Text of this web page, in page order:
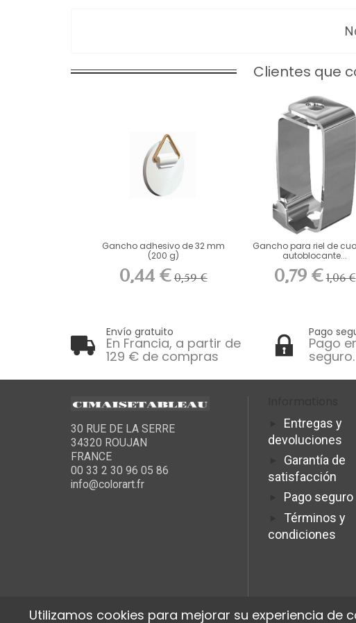
Clientes que
Gancho adhesivo de 32 mm
(200 g)
0,44 € 0,59 €
Gancho para riel de
autoblocante...
0,79 € 1,06 €
Envío gratuito
En Francia, a partir de
129 € de compras
Pago
Pago
seguro.
30 RUE DE LA SERRE
34320 ROUJAN
FRANCE
00 33 2 30 96 05 86
info@colorart.fr
Entregas y
devoluciones
Garantía de
satisfacción
Pago seguro
Términos y
condiciones
Utilizamos cookies para mejorar su experiencia de